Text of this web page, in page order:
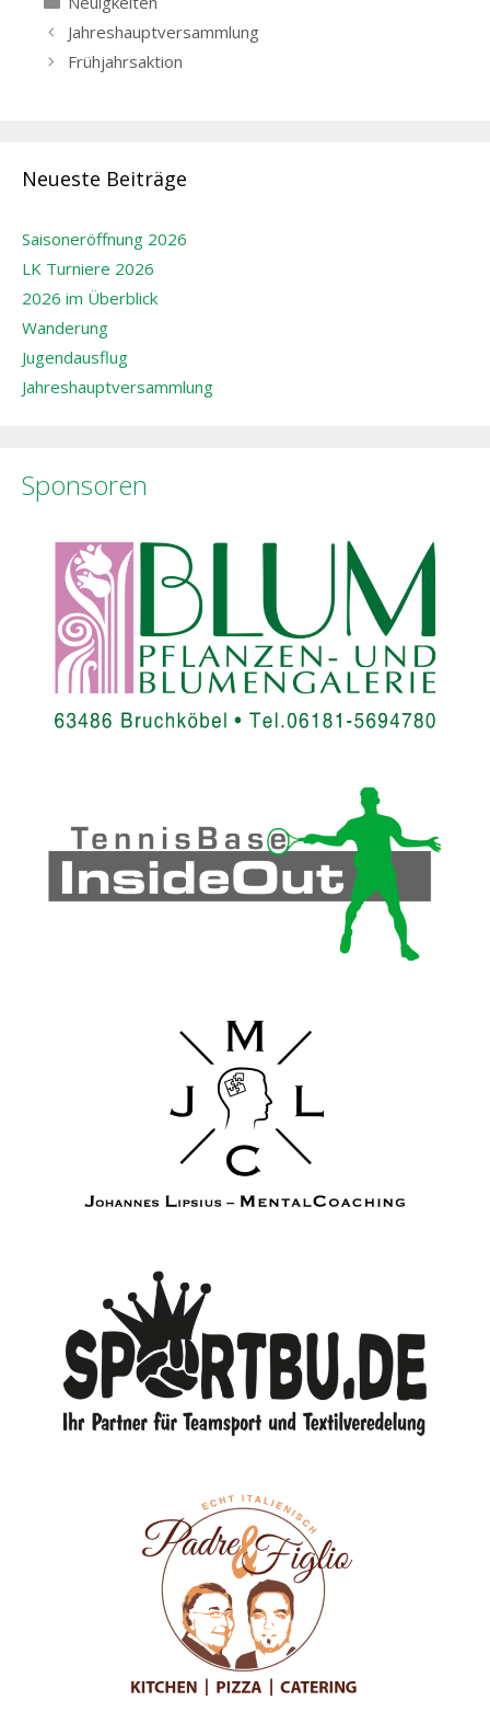
Beitrags-
Navigation
Jahreshauptversammlung
Frühjahrsaktion
Neueste Beiträge
Saisoneröffnung 2026
LK Turniere 2026
2026 im Überblick
Wanderung
Jugendausflug
Jahreshauptversammlung
Sponsoren